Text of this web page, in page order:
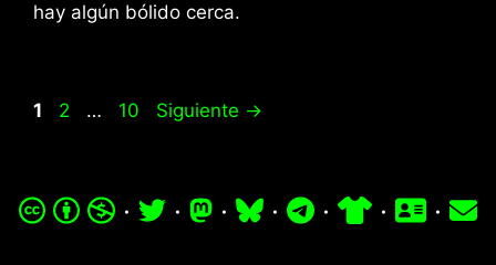
hay algún bólido cerca.
Página
1 Página
2 … Página
10 Siguiente →
· · · · · · ·